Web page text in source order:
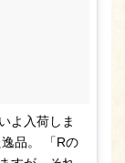
よ入荷しま
品。 「Rの